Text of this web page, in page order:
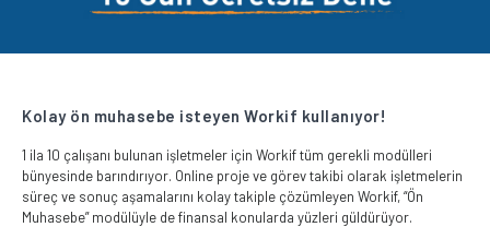
Kolay ön muhasebe isteyen Workif kullanıyor!
1 ila 10 çalışanı bulunan işletmeler için Workif tüm gerekli modülleri
bünyesinde barındırıyor. Online proje ve görev takibi olarak işletmelerin
süreç ve sonuç aşamalarını kolay takiple çözümleyen Workif, “Ön
Muhasebe” modülüyle de finansal konularda yüzleri güldürüyor.